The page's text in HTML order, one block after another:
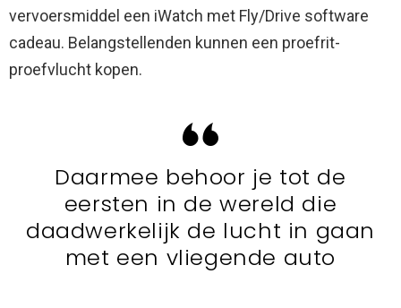
vervoersmiddel een iWatch met Fly/Drive software
cadeau. Belangstellenden kunnen een proefrit-
proefvlucht kopen.
Daarmee behoor je tot de
eersten in de wereld die
daadwerkelijk de lucht in gaan
met een vliegende auto